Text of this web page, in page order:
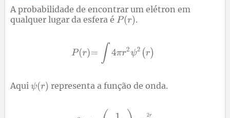
A probabilidade de encontrar um elétron em
qualquer lugar da esfera é
.
Aqui representa a função de onda.